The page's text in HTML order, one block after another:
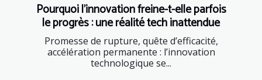
Pourquoi l’innovation freine-t-elle parfois
le progrès : une réalité tech inattendue
Promesse de rupture, quête d’efficacité,
accélération permanente : l’innovation
technologique se...